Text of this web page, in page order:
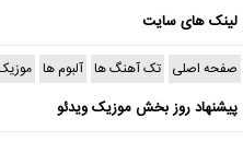
لینک های سایت
صفحه اصلی تک آهنگ ها آلبوم ها
پیشنهاد روز بخش موزیک ویدئو